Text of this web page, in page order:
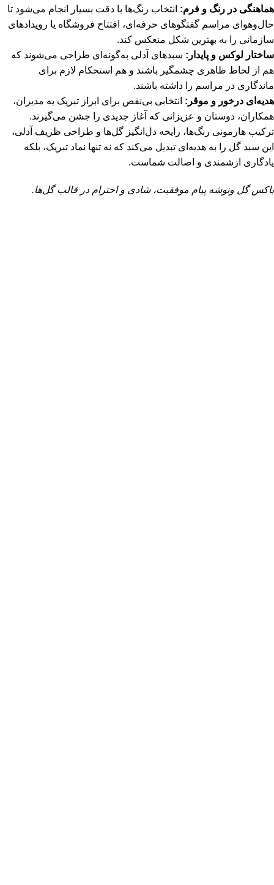
هماهنگی در رنگ و فرم: انتخاب رنگ‌ها با دقت بسیار انجام می‌شود تا
حال‌و‌هوای مراسم گفتگوهای حرفه‌ای، افتتاح فروشگاه یا رویدادهای
سازمانی را به بهترین شکل منعکس کند.
ساختار لوکس و پایدار: سبدهای آدلی به‌گونه‌ای طراحی می‌شوند که
هم از لحاظ ظاهری چشمگیر باشند و هم استحکام لازم برای
ماندگاری در مراسم را داشته باشند.
هدیه‌ای درخور و موقر: انتخابی بی‌نقص برای ابراز تبریک به مدیران،
همکاران، دوستان و عزیزانی که آغاز جدیدی را جشن می‌گیرند.
ترکیب هارمونی رنگ‌ها، رایحه دل‌انگیز گل‌ها و طراحی ظریف آدلی،
این سبد گل را به هدیه‌ای تبدیل می‌کند که نه تنها نماد تبریک، بلکه
یادگاری ازشمندی و اصالت شماست.
باکس گل ونوشه پیام موفقیت، شادی و احترام در قالب گل‌ها.